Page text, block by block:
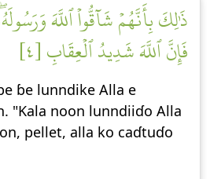
ذَٰلِكَ بِأَنَّهُمۡ شَآقُّواْ ٱللَّهَ
فَإِنَّ ٱللَّهَ شَدِيدُ ٱلۡعِقَابِ [٤]
ɓe lunndike Alla e
"Kala noon lunndiiɗo Alla
pellet, alla ko caɗtuɗo